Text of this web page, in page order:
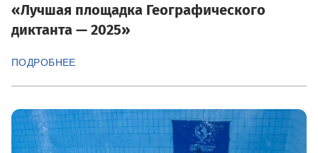
«Лучшая площадка Географического
диктанта — 2025»
ПОДРОБНЕЕ